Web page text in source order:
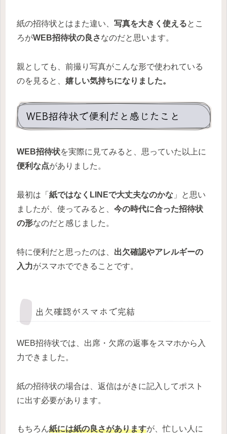
紙の招待状とはまた違い、 写真を大きく使えるとこ
ろがWEB招待状の良さなのだと思います。
親としても、前撮り写真がこんな形で使われている
のを見ると、 嬉しい気持ちになりました。
WEB招待状で便利だと感じたこと
WEB招待状を実際に見てみると、思っていた以上に
便利な点がありました。
最初は「 紙ではなくLINEで大丈夫なのかな 」と思い
ましたが、使ってみると、 今の時代に合った招待状
の形なのだと感じました。
特に便利だと思ったのは、 出欠確認やアレルギーの
入力がスマホでできることです。
出欠確認がスマホで完結
WEB招待状では、出席・欠席の返事をスマホから入
力できました。
紙の招待状の場合は、返信はがきに記入してポスト
に出す必要があります。
もちろん紙には紙の良さがありますが、忙しい人に